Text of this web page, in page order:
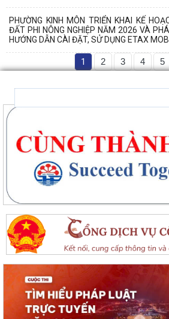
PHƯỜNG KINH MÔN TRIỂN KHAI KẾ
ĐẤT PHI NÔNG NGHIỆP NĂM 2026 VÀ
HƯỚNG DẪN CÀI ĐẶT, SỬ DỤNG ETAX
1 2 3 4 5